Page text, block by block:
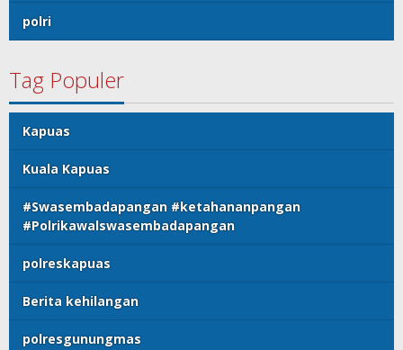
polri
Tag Populer
Kapuas
Kuala Kapuas
#Swasembadapangan #ketahananpangan
#Polrikawalswasembadapangan
polreskapuas
Berita kehilangan
polresgunungmas